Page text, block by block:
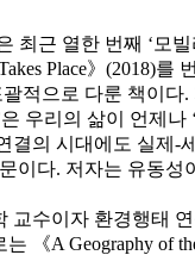
근 열한 번째 ‘모
Place》(2018)를
적으로 다룬 책이
리의 삶이 언제나
의 시대에도 실제
다. 저자는 유동
수이자 환경행태
A Geography of